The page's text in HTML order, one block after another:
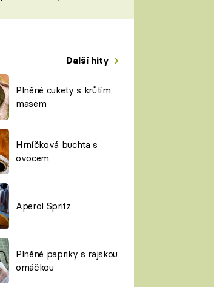
Další hity
Plněné cukety s krůtím
masem
Hrníčková buchta s
ovocem
Aperol Spritz
Plněné papriky s rajskou
omáčkou